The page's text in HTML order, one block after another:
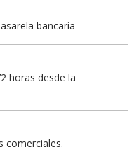
bancaria
horas desde la
comerciales.